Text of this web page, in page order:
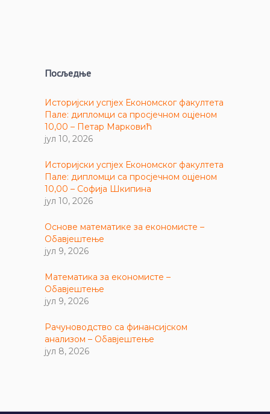
Посљедње
Историјски успјех Економског факултета
Пале: дипломци са просјечном оцјеном
10,00 – Петар Марковић
јул 10, 2026
Историјски успјех Економског факултета
Пале: дипломци са просјечном оцјеном
10,00 – Софија Шкипина
јул 10, 2026
Основе математике за економисте –
Обавјештење
јул 9, 2026
Математика за економисте –
Обавјештење
јул 9, 2026
Рачуноводство са финансијском
анализом – Обавјештење
јул 8, 2026